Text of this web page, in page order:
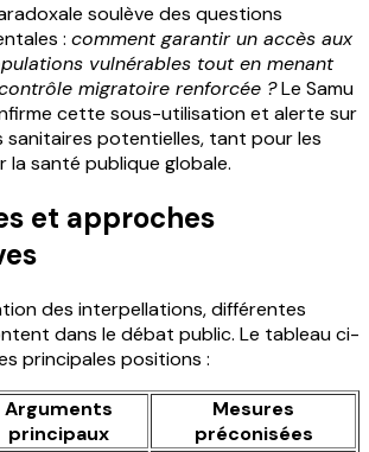
soulève des questions
: comment garantir un accès aux
vulnérables tout en menant
migratoire renforcée ?Le Samu
cette sous-utilisation et alerte sur
sanitaires potentielles, tant pour les
la santé publique globale.
et approches
des interpellations, différentes
dans le débat public. Le tableau ci-
principales positions :
Arguments
principaux
Mesures
préconisées